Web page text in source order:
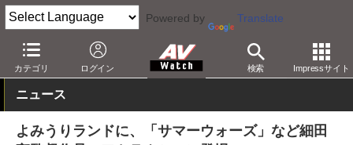
Powered by Translate
カテゴリ ログイン 検索 Impressサイト
AV Watch コンテンツ・サービス 映画 映画作品
ニュース
よみうりランドに、「サマーウォーズ」など細田